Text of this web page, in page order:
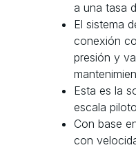
a una tasa
El sistema
conexión
presión y
Esta es la
escala
Con base
con